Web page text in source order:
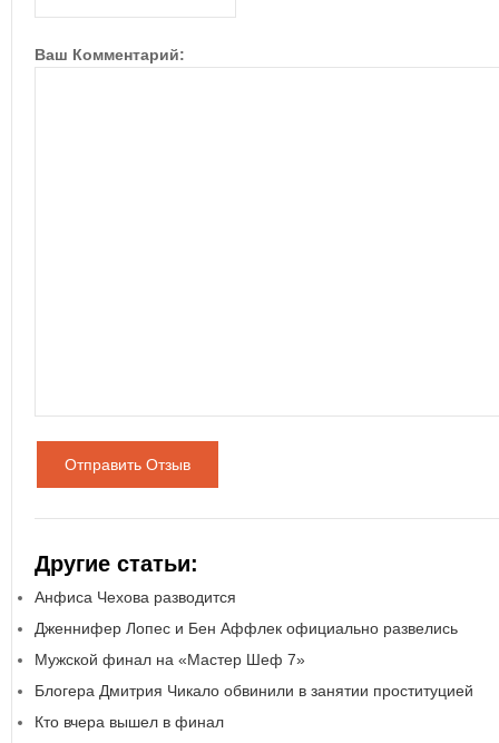
Ваш Комментарий:
Отправить Отзыв
Другие статьи:
Анфиса Чехова разводится
Дженнифер Лопес и Бен Аффлек официально развелись
Мужской финал на «Мастер Шеф 7»
Блогера Дмитрия Чикало обвинили в занятии проституцией
Кто вчера вышел в финал